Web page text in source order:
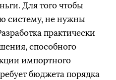
Для того чтобы
систему, не нужны
практически
способного
импортного
бюджета порядка